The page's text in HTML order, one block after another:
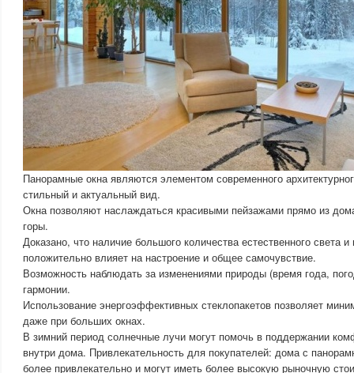
Панорамные окна являются элементом современного
стильный и актуальный вид.
Окна позволяют наслаждаться красивыми пейзажами прямо из
горы.
Доказано, что наличие большого количества естественного света
положительно влияет на настроение и общее самочувствие.
Возможность наблюдать за изменениями природы (время года,
гармонии.
Использование энергоэффективных стеклопакетов позволяет
даже при больших окнах.
В зимний период солнечные лучи могут помочь в поддержании
внутри дома. Привлекательность для покупателей: дома с
более привлекательно и могут иметь более высокую рыночную